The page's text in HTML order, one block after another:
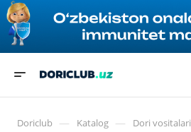
Doriclub — Katalog — Dori vositalari